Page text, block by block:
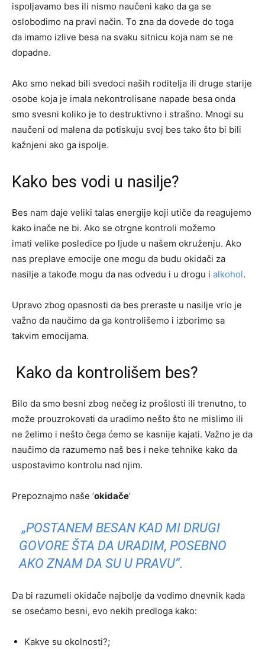
ispoljavamo bes ili nismo naučeni kako da ga se
oslobodimo na pravi način. To zna da dovede do toga
da imamo izlive besa na svaku sitnicu koja nam se ne
dopadne.
Ako smo nekad bili svedoci naših roditelja ili druge starije
osobe koja je imala nekontrolisane napade besa onda
smo svesni koliko je to destruktivno i strašno. Mnogi su
naučeni od malena da potiskuju svoj bes tako što bi bili
kažnjeni ako ga ispolje.
Kako bes vodi u nasilje?
Bes nam daje veliki talas energije koji utiče da reagujemo
kako inače ne bi. Ako se otrgne kontroli možemo
imati velike posledice po ljude u našem okruženju. Ako
nas preplave emocije one mogu da budu okidači za
nasilje a takođe mogu da nas odvedu i u drogu i alkohol.
Upravo zbog opasnosti da bes preraste u nasilje vrlo je
važno da naučimo da ga kontrolišemo i izborimo sa
takvim emocijama.
Kako da kontrolišem bes?
Bilo da smo besni zbog nečeg iz prošlosti ili trenutno, to
može prouzrokovati da uradimo nešto što ne mislimo ili
ne želimo i nešto čega ćemo se kasnije kajati. Važno je da
naučimo da razumemo naš bes i neke tehnike kako da
uspostavimo kontrolu nad njim.
Prepoznajmo naše ’okidače’
„POSTANEM BESAN KAD MI DRUGI
GOVORE ŠTA DA URADIM, POSEBNO
AKO ZNAM DA SU U PRAVU“.
Da bi razumeli okidače najbolje da vodimo dnevnik kada
se osećamo besni, evo nekih predloga kako:
Kakve su okolnosti?;